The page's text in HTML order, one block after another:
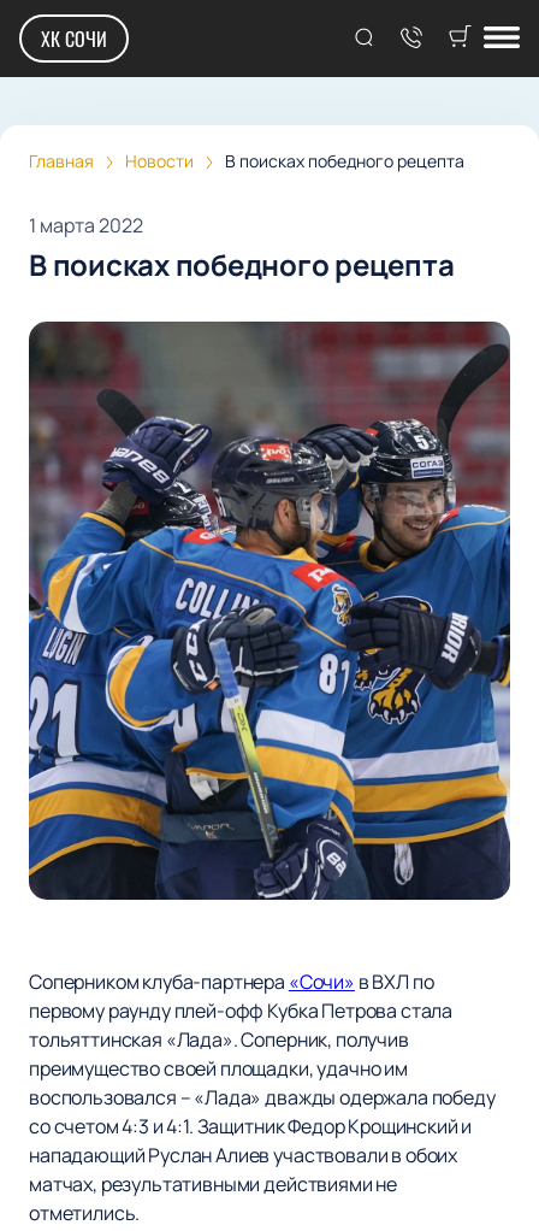
ХК СОЧИ
Главная Новости В поисках победного рецепта
1 марта 2022
В поисках победного рецепта
Соперником клуба-партнера «Сочи» в ВХЛ по
первому раунду плей-офф Кубка Петрова стала
тольяттинская «Лада». Соперник, получив
преимущество своей площадки, удачно им
воспользовался – «Лада» дважды одержала победу
со счетом 4:3 и 4:1. Защитник Федор Крощинский и
нападающий Руслан Алиев участвовали в обоих
матчах, результативными действиями не
отметились.